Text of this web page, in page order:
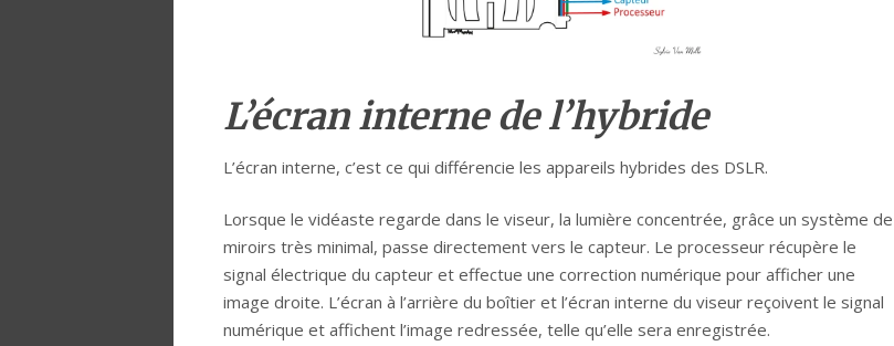
L’écran interne de l’hybride
L’écran interne, c’est ce qui différencie les appareils hybrides des DSLR.
Lorsque le vidéaste regarde dans le viseur, la lumière concentrée, grâce un système de
miroirs très minimal, passe directement vers le capteur. Le processeur récupère le
signal électrique du capteur et effectue une correction numérique pour afficher une
image droite. L’écran à l’arrière du boîtier et l’écran interne du viseur reçoivent le signal
numérique et affichent l’image redressée, telle qu’elle sera enregistrée.